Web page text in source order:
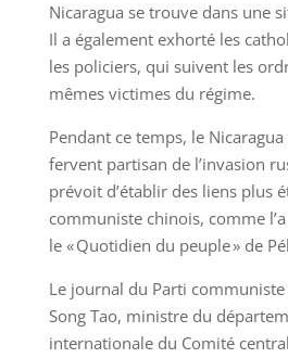
Nicaragua se trouve dans une
Il a également exhorté les
les policiers, qui suivent les
mêmes victimes du régime.
Pendant ce temps, le
fervent partisan de l’invasion
prévoit d’établir des liens plus
communiste chinois, comme
le « Quotidien du peuple » de
Le journal du Parti
Song Tao, ministre du
internationale du Comité